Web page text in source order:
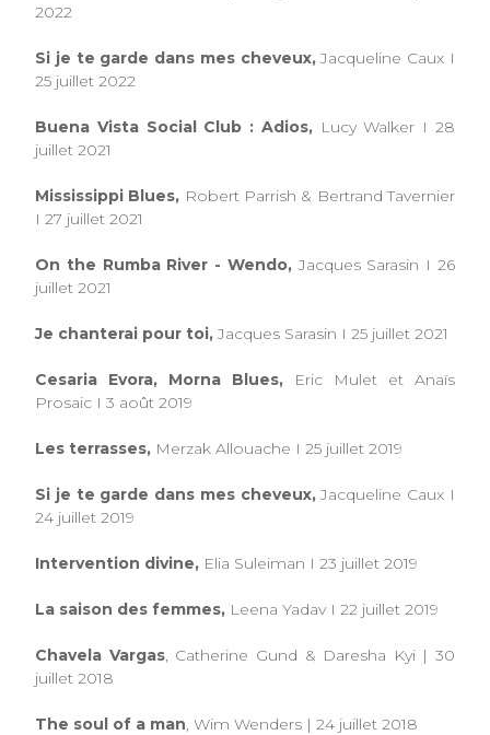
2022
Si je te garde dans mes cheveux,Jacqueline Caux I
25 juillet 2022
Buena Vista Social Club : Adios,Lucy Walker I 28
juillet 2021
Mississippi Blues, Robert Parrish & Bertrand Tavernier
I 27 juillet 2021
On the Rumba River - Wendo,Jacques Sarasin I 26
juillet 2021
Je chanterai pour toi,Jacques Sarasin I 25 juillet 2021
Cesaria Evora, Morna Blues,
Eric Mulet et Anaïs
Prosaic I 3 août 2019
Les terrasses, Merzak Allouache I 25 juillet 2019
Si je te garde dans mes cheveux,Jacqueline Caux I
24 juillet 2019
Intervention divine, Elia Suleiman I 23 juillet 2019
La saison des femmes, Leena Yadav I 22 juillet 2019
Chavela Vargas, Catherine Gund & Daresha Kyi | 30
juillet 2018
The soul of a man, Wim Wenders | 24 juillet 2018